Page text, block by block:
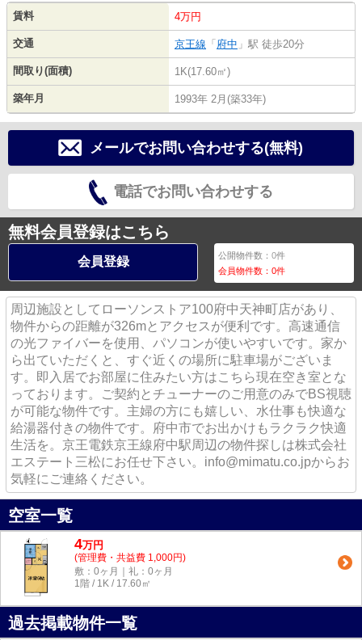
賃料 4万円
交通 京王線 「 府中 」駅 徒歩20分
間取り(面積) 1K(17.60㎡)
築年月 1993年 2月(築33年)
メールでお問い合わせする(無料)
電話でお問い合わせする
無料会員登録はこちら
会員登録 公開物件数：0件
会員物件数：0件
周辺施設としてローソンストア100府中天神町店があり、
物件からの距離が326mとアクセスが便利です。高速通信
の光ファイバーを使用、パソコンが使いやすいです。家か
ら出ていただくと、すぐ近くの場所に駐車場がございま
す。即入居でお部屋に住みたい方はこちら現在空き室とな
っております。ご契約とチューナーのご用意のみでBS視聴
が可能な物件です。主婦の方にも嬉しい、水仕事も快適な
給湯器付きの物件です。府中市でお出かけもラクラク快適
生活を。京王電鉄京王線府中駅周辺の物件探しは株式会社
エステート三松にお任せ下さい。info@mimatu.co.jpからお
気軽にご連絡ください。
空室一覧
4万円
(管理費・共益費 1,000円)
敷：0ヶ月｜礼：0ヶ月
1階 / 1K / 17.60㎡
過去掲載物件一覧